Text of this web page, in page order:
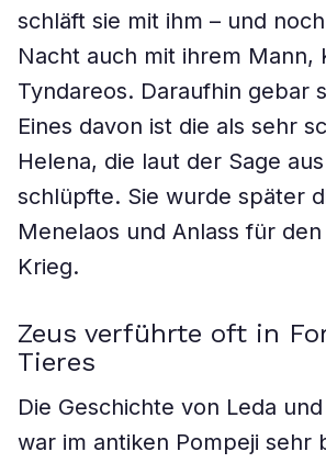
schläft sie mit ihm – und
Nacht auch mit ihrem Mann,
Tyndareos. Daraufhin gebar
Eines davon ist die als sehr
Helena, die laut der Sage
schlüpfte. Sie wurde später
Menelaos und Anlass für
Krieg.
Zeus verführte oft in
Tieres
Die Geschichte von Leda
war im antiken Pompeji sehr